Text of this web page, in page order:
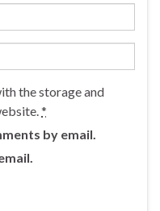
the storage and
*
by email.